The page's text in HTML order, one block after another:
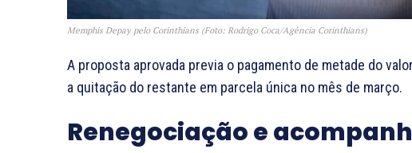
Memphis Depay pelo Corinthians (Foto: Rodrigo Coca/Agência Corinthians)
A proposta aprovada previa o pagamento de metade do
a quitação do restante em parcela única no mês de março.
Renegociação e